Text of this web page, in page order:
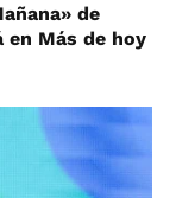
de
en Más de hoy